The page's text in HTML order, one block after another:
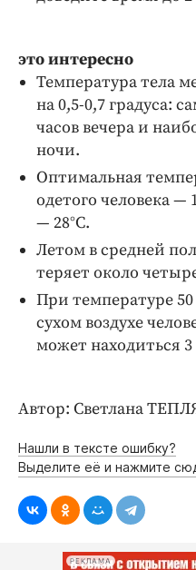
это интересно
Температура тела
на 0,5-0,7 градуса:
часов вечера и
ночи.
Оптимальная
одетого человека —
— 28°С.
Летом в средней
теряет около
При температуре
сухом воздухе
может находиться 3
Автор: Светлана
Нашли в тексте ошибку?
Выделите её и нажмите
РЕКЛАМА